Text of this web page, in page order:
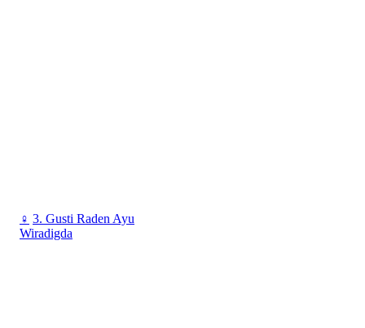
♀ 3. Gusti Raden Ayu
Wiradigda